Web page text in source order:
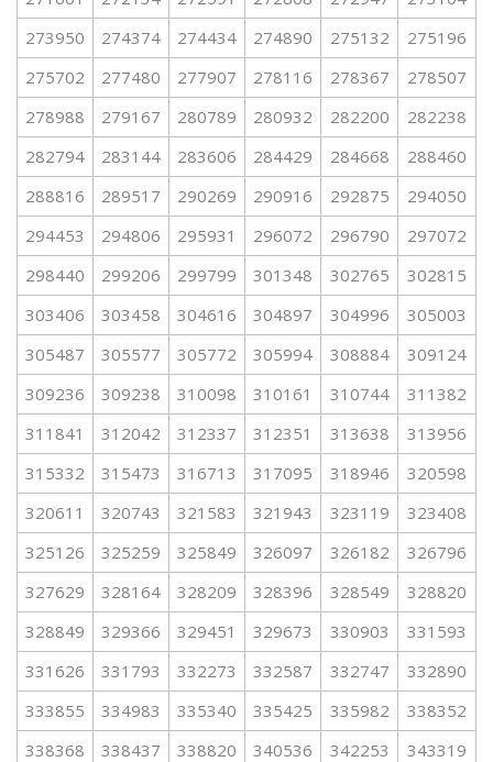
273950
274374 274434 274890 275132
275196
275702
277480 277907 278116 278367
278507
278988
279167 280789 280932 282200
282238
282794
283144 283606 284429 284668
288460
288816
289517 290269 290916 292875
294050
294453
294806 295931 296072 296790
297072
298440
299206 299799 301348 302765
302815
303406
303458 304616 304897 304996
305003
305487
305577 305772 305994 308884
309124
309236
309238 310098 310161 310744
311382
311841
312042 312337 312351 313638
313956
315332
315473 316713 317095 318946
320598
320611
320743 321583 321943 323119
323408
325126
325259 325849 326097 326182
326796
327629
328164 328209 328396 328549
328820
328849
329366 329451 329673 330903
331593
331626
331793 332273 332587 332747
332890
333855
334983 335340 335425 335982
338352
338368
338437 338820 340536 342253
343319